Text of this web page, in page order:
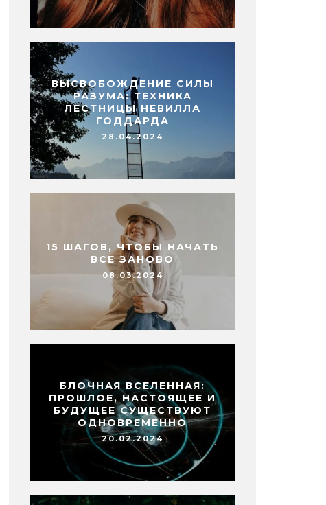
ВЫСВОБОЖДЕНИЕ СИЛЫ
РАЗУМА: ТЕХНИКА
ЛЕСТНИЦЫ НЕВИЛЛА
ГОДДАРДА
28.04.2024
15 ШАГОВ, ЧТОБЫ НАЧАТЬ
ВСЕ ЗАНОВО
08.03.2024
БЛОЧНАЯ ВСЕЛЕННАЯ:
ПРОШЛОЕ, НАСТОЯЩЕЕ И
БУДУЩЕЕ СУЩЕСТВУЮТ
ОДНОВРЕМЕННО
20.02.2024